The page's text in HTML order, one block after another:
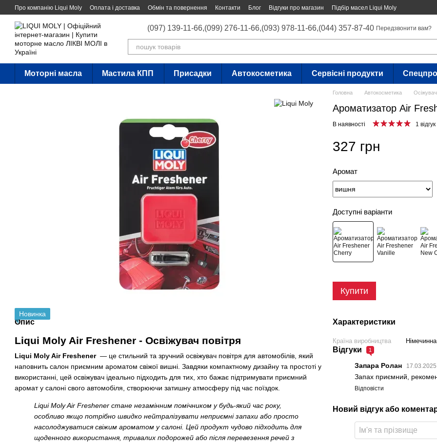
Перейти до основного контенту
Про компанію Liqui Moly Оплата і доставка Обмін та повернення Контакти Блог Відгуки про магазин Підбір масел Liqui Moly
(097) 139-11-66,(099) 276-11-66,(093) 978-11-66,(044) 357-87-40 Передзвонити вам?
Моторні масла Мастила КПП Присадки Автокосметика Сервісні продукти
Новинка
Опис
Liqui Moly Air Freshener - Освіжувач повітря
Liqui Moly Air Freshener — це стильний та зручний освіжувач повітря для автомобілів, який
наповнить салон приємним ароматом свіжої вишні. Завдяки компактному дизайну та простоті у
використанні, цей освіжувач ідеально підходить для тих, хто бажає підтримувати приємний
аромат у салоні свого автомобіля, створюючи затишну атмосферу під час поїздок.
Liqui Moly Air Freshener стане незамінним помічником у будь-який час року,
особливо якщо потрібно швидко нейтралізувати неприємні запахи або просто
насолоджуватися свіжим ароматом у салоні. Цей продукт чудово підходить для
щоденного використання, тривалих подорожей або після перевезення речей з
Головна Автокосметика
Ароматизатор Air
В наявності 1 відгук
327 грн
Аромат
Доступні варіанти
Купити
Характеристики
Країна виробництва Німечинна
Відгуки 1
Запара Ролан
Запах приємний,
Відповісти
Новий відгук або